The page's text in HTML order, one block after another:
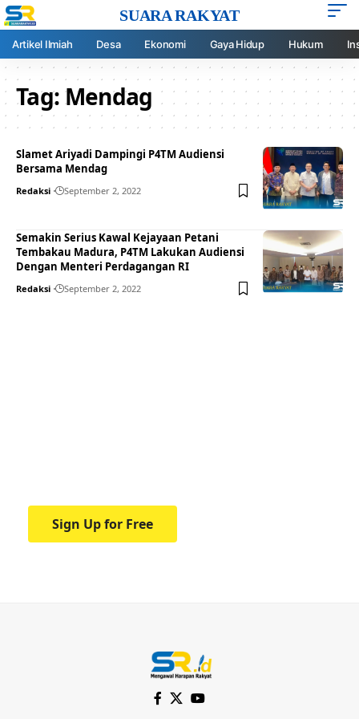
SUARA RAKYAT
Artikel Ilmiah Desa Ekonomi Gaya Hidup Hukum
Tag:Mendag
Slamet Ariyadi Dampingi P4TM Audiensi
Bersama Mendag
Redaksi September 2, 2022
Semakin Serius Kawal Kejayaan Petani
Tembakau Madura, P4TM Lakukan Audiensi
Dengan Menteri Perdagangan RI
Redaksi September 2, 2022
Sign Up for Free